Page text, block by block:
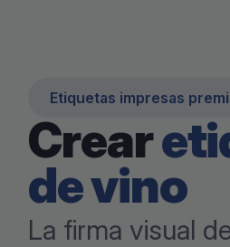
Etiquetas impresas
Crear
de vino
La firma visual